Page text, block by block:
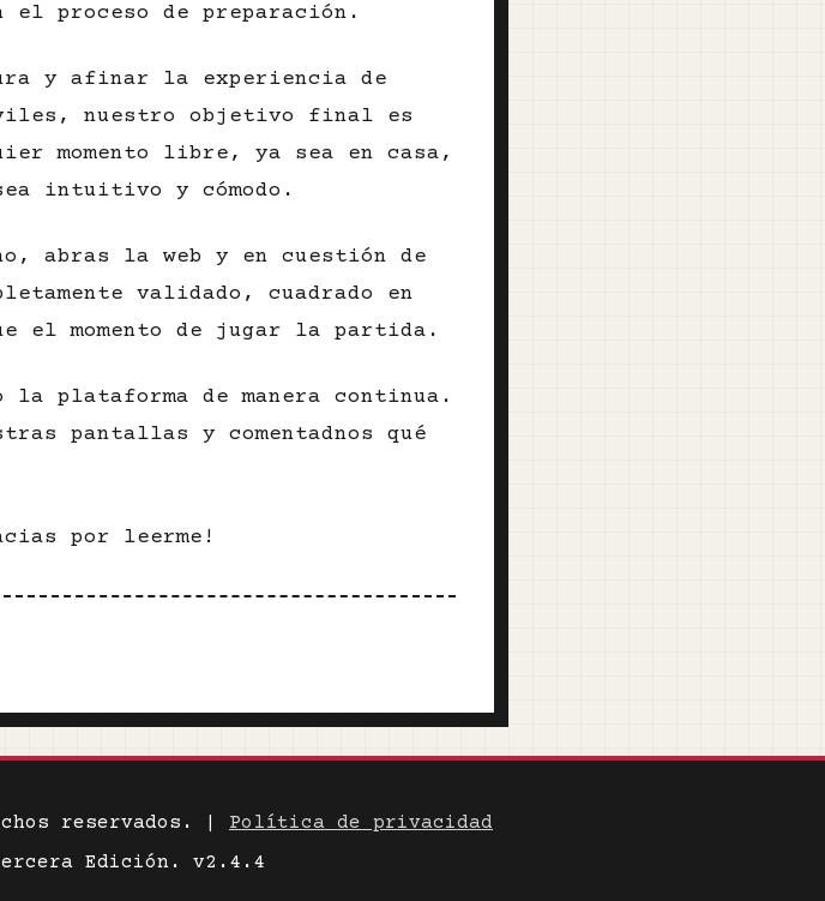
proceso de preparación.
y afinar la experiencia de
nuestro objetivo final es
momento libre, ya sea en casa,
intuitivo y cómodo.
abras la web y en cuestión de
validado, cuadrado en
el momento de jugar la partida.
la plataforma de manera continua.
pantallas y comentadnos qué
por leerme!
reservados. | Política de privacidad
Edición. v2.4.4